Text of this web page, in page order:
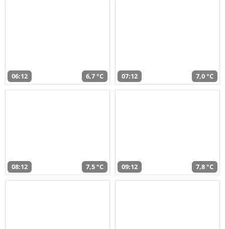
06:12 6,7 °C 07:12 7,0 °C
08:12 7,5 °C 09:12 7,8 °C